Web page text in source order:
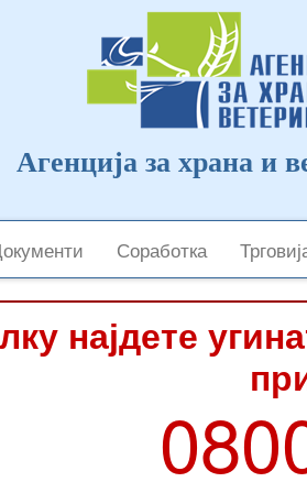
Агенција за храна и
Соработка
најдете